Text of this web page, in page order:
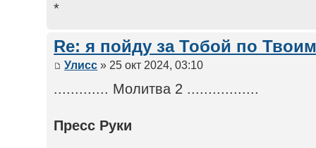
*
Re: я пойду за Тобой по
Улисс » 25 окт 2024, 03:10
............. Молитва 2 .................
Пресс Руки